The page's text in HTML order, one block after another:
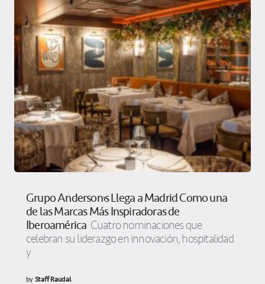
Grupo Anderson’s Llega a Madrid Como una
de las Marcas Más Inspiradoras de
Iberoamérica Cuatro nominaciones que
celebran su liderazgo en innovación, hospitalidad
y
byStaff Raudal